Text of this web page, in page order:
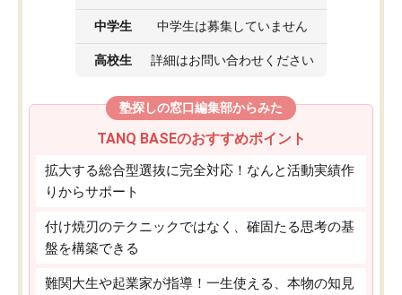
中学生 中学生は募集していません
高校生 詳細はお問い合わせください
塾探しの窓口編集部からみた
TANQ BASEのおすすめポイント
拡大する総合型選抜に完全対応！なんと活動実績作
りからサポート
付け焼刃のテクニックではなく、確固たる思考の基
盤を構築できる
難関大生や起業家が指導！一生使える、本物の知見